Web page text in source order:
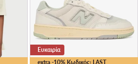
extra -10% Κωδικός: LAST
Ευκαιρία